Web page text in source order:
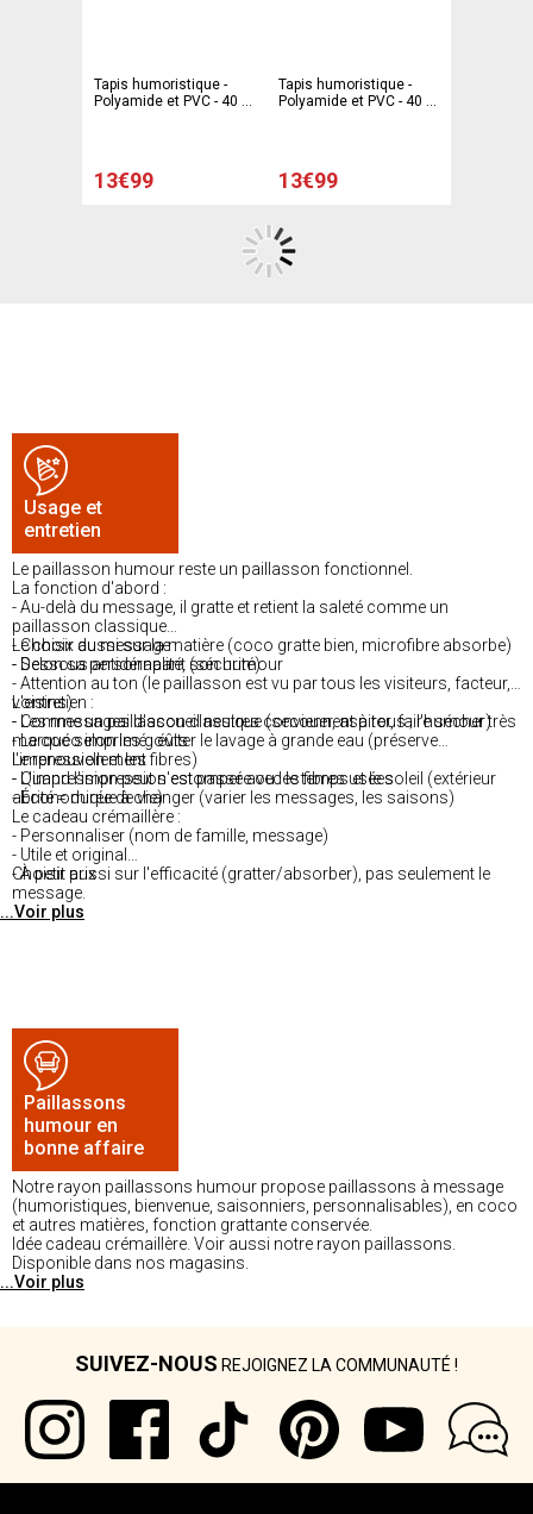
Tapis humoristique -
Polyamide et PVC - 40 x
13€99
Tapis humoristique -
Polyamide et PVC - 40 x
13€99
Usage et
entretien
Le paillasson humour reste un paillasson fonctionnel.
La fonction d'abord :
- Au-delà du message, il gratte et retient la saleté comme un
paillasson classique
- Choisir aussi sur la matière (coco gratte bien, microfibre absorbe)
- Dessous antidérapant (sécurité)
Le choix du message :
- Selon sa personnalité, son humour
- Attention au ton (le paillasson est vu par tous les visiteurs, facteur,
voisins)
- Les messages d'accueil neutres conviennent à tous ; l'humour très
marqué selon les goûts
L'entretien :
- Comme un paillasson classique (secouer, aspirer, faire sécher)
- Le coco imprimé : éviter le lavage à grande eau (préserve
l'impression et les fibres)
- L'impression peut s'estomper avec le temps et le soleil (extérieur
abrité = durée de vie)
Le renouvellement :
- Quand l'impression est passée ou les fibres usées
- Économique à changer (varier les messages, les saisons)
Le cadeau crémaillère :
- Personnaliser (nom de famille, message)
- Utile et original
- À petit prix
Choisir aussi sur l'efficacité (gratter/absorber), pas seulement le
message.
...Voir plus
Paillassons
humour en
bonne affaire
Notre rayon paillassons humour propose paillassons à message
(humoristiques, bienvenue, saisonniers, personnalisables), en coco
et autres matières, fonction grattante conservée.
Idée cadeau crémaillère. Voir aussi notre rayon paillassons.
Disponible dans nos magasins.
...Voir plus
SUIVEZ-NOUS REJOIGNEZ LA COMMUNAUTÉ !